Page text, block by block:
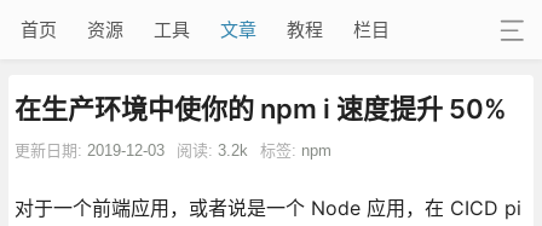
首页 资源 工具 文章 教程 栏目
在生产环境中使你的 npm i 速度提升 50%
更新日期: 2019-12-03 阅读: 3.2k 标签: npm
对于一个前端应用，或者说是一个 Node 应用，在 CICD pi